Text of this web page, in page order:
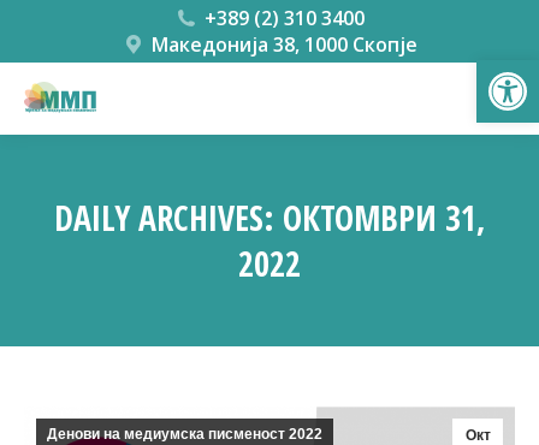
+389 (2) 310 3400
Македонија 38, 1000 Скопје
DAILY ARCHIVES: ОКТОМВРИ 31,
2022
Окт
Денови на медиумска писменост 2022